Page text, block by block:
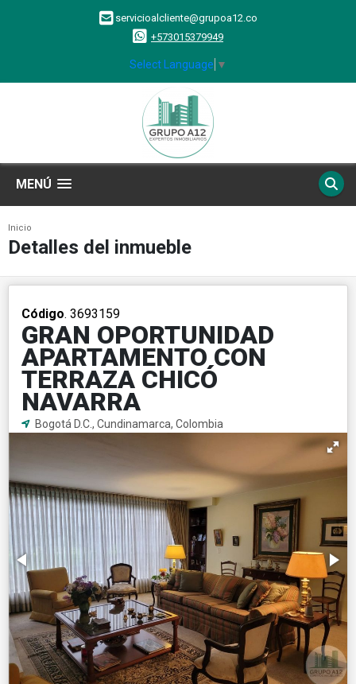
servicioalcliente@grupoa12.co
+573015379949
Select Language ▼
MENÚ
Inicio
Detalles del inmueble
Código. 3693159
GRAN OPORTUNIDAD
APARTAMENTO CON
TERRAZA CHICÓ
NAVARRA
Bogotá D.C., Cundinamarca, Colombia